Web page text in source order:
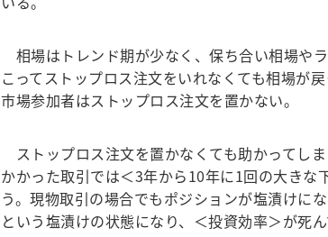
相場はトレンド期が少なく、保ち合い相場や
こってストップロス注文をいれなくても相場が
市場参加者はストップロス注文を置かない。
ストップロス注文を置かなくても助かってし
かかった取引では＜3年から10年に1回の大きな
う。現物取引の場合でもポジションが塩漬けに
という塩漬けの状態になり、＜投資効率＞が死ん